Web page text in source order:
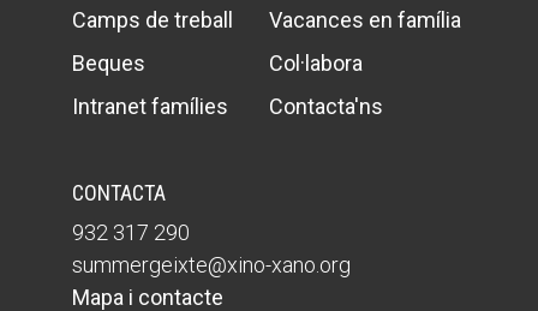
Camps de treball
Vacances en família
Beques
Col·labora
Intranet famílies
Contacta'ns
CONTACTA
932 317 290
summergeixte@xino-xano.org
Mapa i contacte